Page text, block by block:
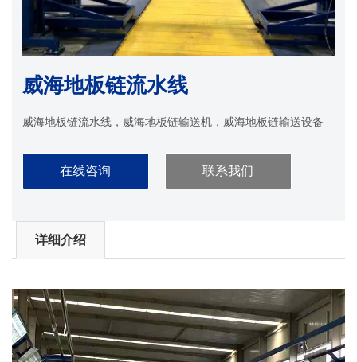
威海地板链流水线
威海地板链流水线，威海地板链输送机，威海地板链输送设备
在线咨询 联系我们
详细介绍